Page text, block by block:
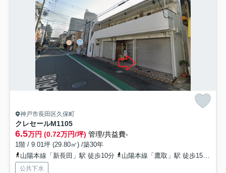
神戸市長田区久保町
クレセールM1105
6.5万円 (0.72万円/坪) 管理/共益費-
1階 / 9.01坪 (29.80㎡) /築30年
山陽本線「新長田」駅 徒歩10分
山陽本線「鷹取」駅 徒歩15分
公共下水